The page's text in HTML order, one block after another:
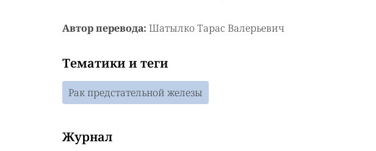
Автор перевода: Шатылко Тарас Валерьевич
Тематики и теги
Рак предстательной железы
Журнал